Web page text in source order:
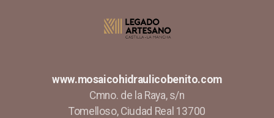
www.mosaicohidraulicobenito.com
Cmno. de la Raya, s/n
Tomelloso, Ciudad Real 13700